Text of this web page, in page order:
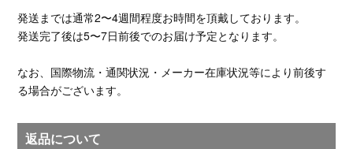
発送までは通常2〜4週間程度お時間を頂戴しております。
発送完了後は5〜7日前後でのお届け予定となります。
なお、国際物流・通関状況・メーカー在庫状況等により前後す
る場合がございます。
返品について